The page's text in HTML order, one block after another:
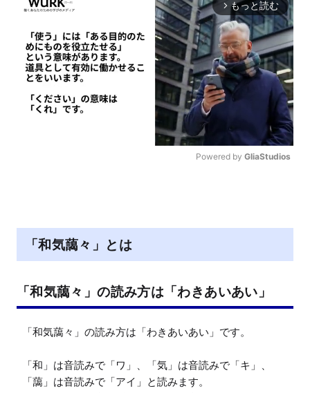
arrow_forward_ios もっと読む
Powered by GliaStudios
「和気藹々」とは
「和気藹々」の読み方は「わきあいあい」
「和気藹々」の読み方は「わきあいあい」です。
「和」は音読みで「ワ」、「気」は音読みで「キ」、
「藹」は音読みで「アイ」と読みます。